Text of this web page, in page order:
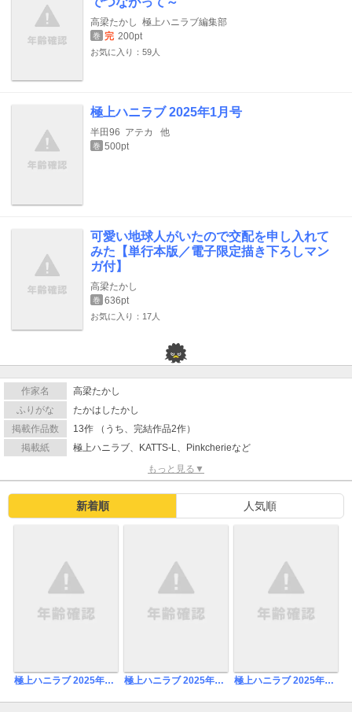
高梁たかし 極上ハニラブ編集部
巻 完 200pt
お気に入り：59人
極上ハニラブ 2025年1月号
半田96 アテカ 他
巻 500pt
可愛い地球人がいたので交配を申し入れて
みた【単行本版／電子限定描き下ろしマン
ガ付】
高梁たかし
巻 636pt
お気に入り：17人
作家名
高梁たかし
ふりがな
たかはしたかし
掲載作品数
13作 （うち、完結作品2作）
掲載紙
極上ハニラブ、KATTS-L、Pinkcherieなど
もっと見る▼
新着順 人気順
極上ハニラブ 2025年11月号 極上ハニラブ 2025年10月号 極上ハニラブ 2025年9月号